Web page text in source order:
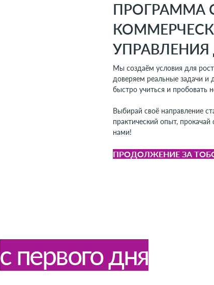
ПРОГРАММА
Мы создаём условия для
доверяем реальные задачи и
быстро учиться и пробовать
Выбирай своё направление
практический опыт,
нами!
ПРОДОЛЖЕНИЕ ЗА
с первого дня